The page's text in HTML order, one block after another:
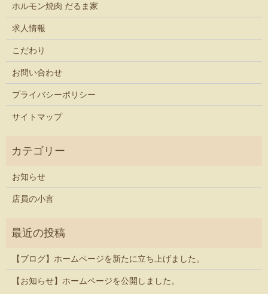
ホルモン焼肉 だるま家
求人情報
こだわり
お問い合わせ
プライバシーポリシー
サイトマップ
お知らせ
店員の小言
【ブログ】ホームページを新たに立ち上げました。
【お知らせ】ホームページを公開しました。